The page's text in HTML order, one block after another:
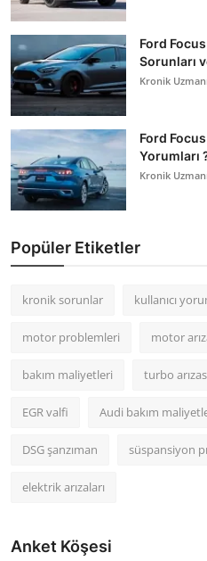
Ford
Sorunları
Kronik Uzmanı
Ford
Yorumları
Kronik Uzmanı
Popüler Etiketler
kronik sorunlar kullanıcı
motor problemleri motor
bakım maliyetleri turbo
EGR valfi Audi bakım
DSG şanzıman süspansiyon
elektrik arızaları
Anket Köşesi